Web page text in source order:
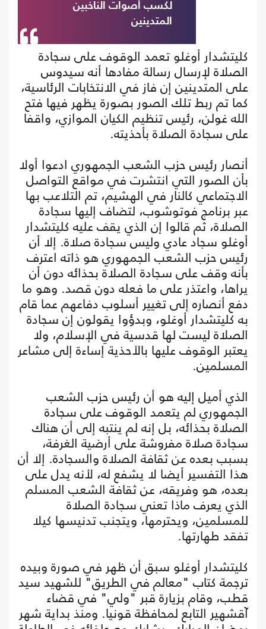
لكسب أصوات الناخبين
المتدينين
كليتشدار أوغلو تعمد الوقوف على سجادة
الصلاة لإرسال رسالة مفادها أنه سيدوس
على المتدينين إن فاز في الانتخابات الرئاسية،
كما تم ربط تلك الصور بصورة يظهر فيها فتح
الله غولن، رئيس تنظيم الكيان الموازي، واقفا
على سجادة الصلاة بأحذيته.
أنصار رئيس حزب الشعب الجمهوري ادعوا أولا
بأن الصور التي انتشرت في مواقع التواصل
الاجتماعي كالنار في الهشيم، تم التلاعب بها
عبر برنامج فوتوشوب، لتضاف إليها سجادة
الصلاة، ثم قالوا إن الذي يقف عليه كليتشدار
أوغلو سجاد عادي وليس سجادة صلاة. إلا أن
رئيس حزب الشعب الجمهوري هو ذاته اعترف
بأنه وقف على سجادة الصلاة بحذائه دون أن
يراها، واعتذر على ما فعله دون قصد. وهو ما
دفع أنصاره إلى تغيير أسلوب دفاعهم عما قام
به كليتشدار أوغلو، وبدؤوا يقولون إن سجادة
الصلاة ليست لها قدسية في الإسلام، ولا
يعتبر الوقوف عليها بالأحذية إساءة إلى مشاعر
المسلمين.
الذي أميل إليه هو أن رئيس حزب الشعب
الجمهوري لم يتعمد الوقوف على سجادة
الصلاة بحذائه، بل إنه لم ينتبه إلى أن هناك
سجادة صلاة مفروشة على أرضية الغرفة،
بسبب بعده عن ثقافة الصلاة والسجادة. إلا أن
هذا التفسير أيضا لا يشفع له، لأنه يدل على
بعده، هو وفريقه، عن ثقافة الشعب المسلم
الذي يعرف ماذا تعني سجادة الصلاة
للمسلمين، ويحترمها، ويتجنب تدنيسها كيلا
تفقد طهارتها.
كليتشدار أوغلو سبق أن ظهر في صورة وبيده
ترجمة كتاب "معالم في الطريق" للشهيد سيد
قطب، وقام بزيارة قبر "ولي" في قضاء
آقشهير التابع لمحافظة قونيا. ومنذ بداية شهر